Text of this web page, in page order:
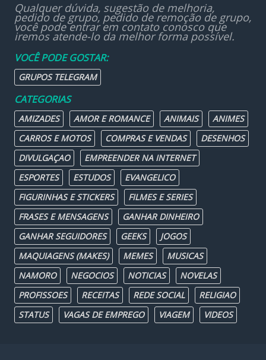
Qualquer dúvida, sugestão de melhoria,
pedido de grupo, pedido de remoção de grupo,
você pode entrar em contato conosco que
iremos atende-lo da melhor forma possível.
VOCÊ PODE GOSTAR:
GRUPOS TELEGRAM
CATEGORIAS
AMIZADES AMOR E ROMANCE ANIMAIS
ANIMES
CARROS E MOTOS
COMPRAS E VENDAS
DESENHOS
DIVULGAÇAO
EMPREENDER NA INTERNET
ESPORTES
ESTUDOS
EVANGELICO
FIGURINHAS E STICKERS
FILMES E SERIES
FRASES E MENSAGENS
GANHAR DINHEIRO
GANHAR SEGUIDORES
GEEKS
JOGOS
MAQUIAGENS (MAKES)
MEMES
MUSICAS
NAMORO
NEGOCIOS NOTICIAS
NOVELAS
PROFISSOES
RECEITAS REDE SOCIAL
RELIGIAO
STATUS
VAGAS DE EMPREGO VIAGEM VIDEOS